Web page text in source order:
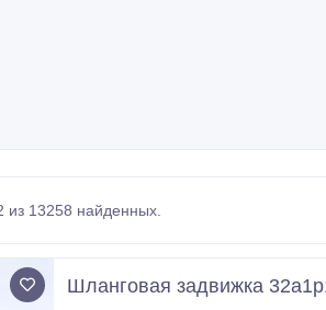
из 13258 найденных.
Шланговая задвижка